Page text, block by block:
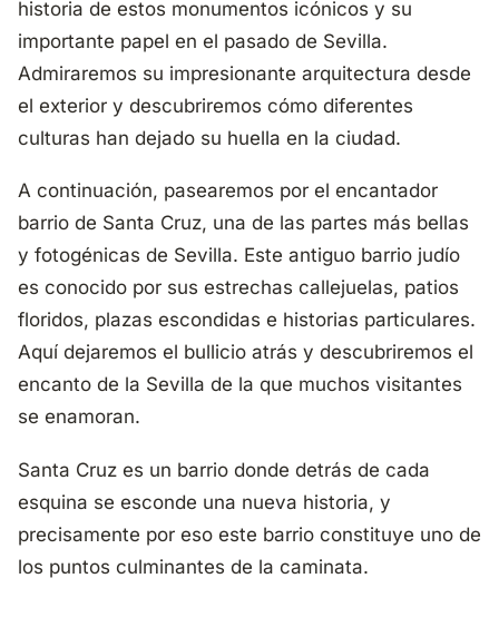
historia de estos monumentos icónicos y su
importante papel en el pasado de Sevilla.
Admiraremos su impresionante arquitectura desde
el exterior y descubriremos cómo diferentes
culturas han dejado su huella en la ciudad.
A continuación, pasearemos por el encantador
barrio de Santa Cruz, una de las partes más bellas
y fotogénicas de Sevilla. Este antiguo barrio judío
es conocido por sus estrechas callejuelas, patios
floridos, plazas escondidas e historias particulares.
Aquí dejaremos el bullicio atrás y descubriremos el
encanto de la Sevilla de la que muchos visitantes
se enamoran.
Santa Cruz es un barrio donde detrás de cada
esquina se esconde una nueva historia, y
precisamente por eso este barrio constituye uno de
los puntos culminantes de la caminata.